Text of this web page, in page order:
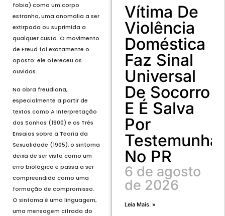
fobia) como um corpo
estranho, uma anomalia a ser
extirpada ou suprimida a
qualquer custo. O movimento
de Freud foi exatamente o
oposto: ele ofereceu os
ouvidos.
Na obra freudiana,
especialmente a partir de
textos como A Interpretação
dos Sonhos (1900) e os Três
Ensaios sobre a Teoria da
Sexualidade (1905), o sintoma
deixa de ser visto como um
erro biológico e passa a ser
compreendido como uma
formação de compromisso.
O sintoma é uma linguagem,
uma mensagem cifrada do
Vítima De
Violência
Doméstica
Faz Sinal
Universal
De Socorro
E É Salva
Por
No PR
6 de agosto
de 2026
Leia Mais. »